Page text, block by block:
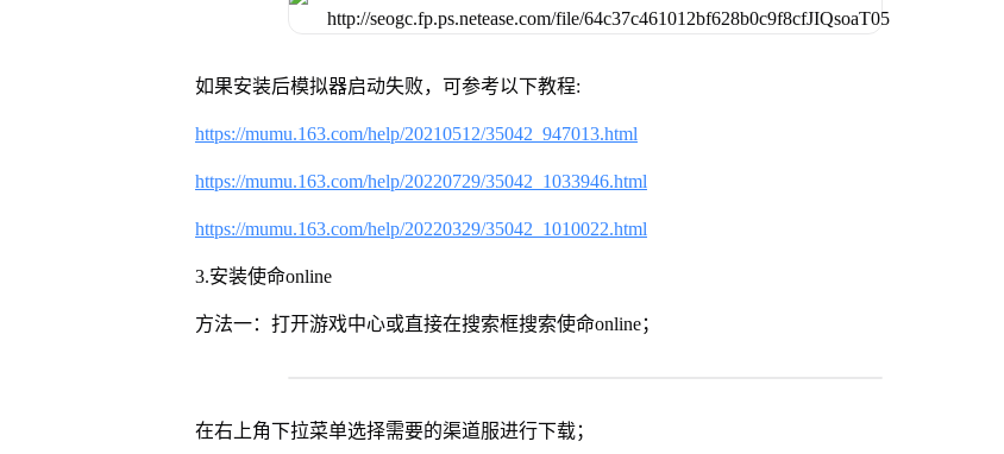
如果安装后模拟器启动失败，可参考以下教程:
https://mumu.163.com/help/20210512/35042_947013.html
https://mumu.163.com/help/20220729/35042_1033946.html
https://mumu.163.com/help/20220329/35042_1010022.html
3.安装使命online
方法一：打开游戏中心或直接在搜索框搜索使命online；
在右上角下拉菜单选择需要的渠道服进行下载；